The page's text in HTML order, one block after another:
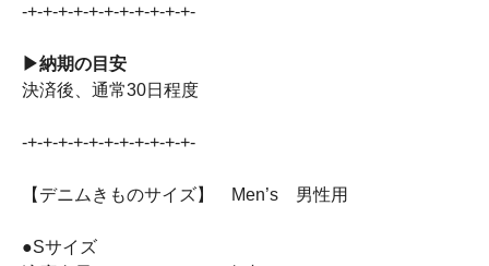
-+-+-+-+-+-+-+-+-+-+-+-
▶納期の目安
決済後、通常30日程度
-+-+-+-+-+-+-+-+-+-+-+-
【デニムきものサイズ】 Men’s 男性用
●Sサイズ